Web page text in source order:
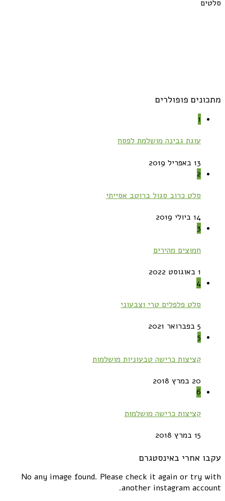
סלטים
מתכונים פופולרים
1
עוגת גבינה מושלמת לפסח
13 באפריל 2019
2
סלט כרוב סגול ברוטב אסייתי
14 ביולי 2019
3
חמוצים מהירים
1 באוגוסט 2022
4
סלט פלפלים טרי וצבעוני
5 בפברואר 2021
5
קציצות כרישה טבעוניות מושלמות
20 במרץ 2018
6
קציצות כרישה מושלמות
15 במרץ 2018
עקבו אחרי באינסטגרם
No any image found. Please check it again or try with
another instagram account.